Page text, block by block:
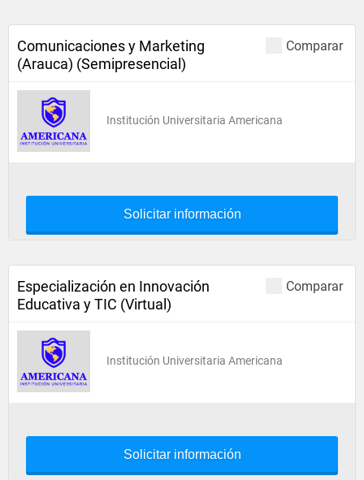
Comparar
Comunicaciones y Marketing
(Arauca) (Semipresencial)
Institución Universitaria Americana
Solicitar información
Comparar
Especialización en Innovación
Educativa y TIC (Virtual)
Institución Universitaria Americana
Solicitar información